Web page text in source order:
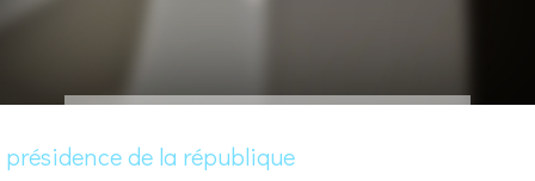
présidence de la république